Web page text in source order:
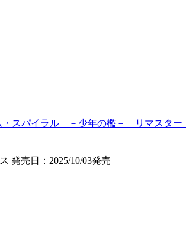
・スパイラル －少年の檻－ リマスタ
発売日：2025/10/03発売